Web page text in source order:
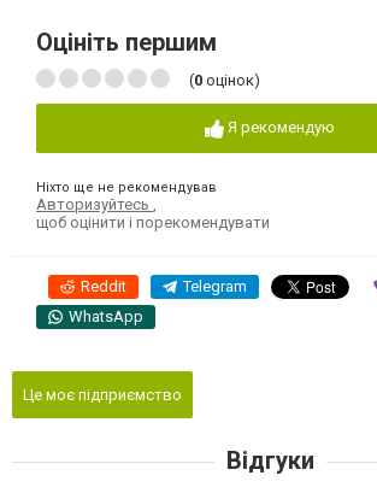
Оцініть першим
(0 оцінок)
Я рекомендую
Ніхто ще не рекомендував
Авторизуйтесь
щоб оцінити і порекомендувати
Reddit Telegram
WhatsApp
Це моє підприємство
Відгуки